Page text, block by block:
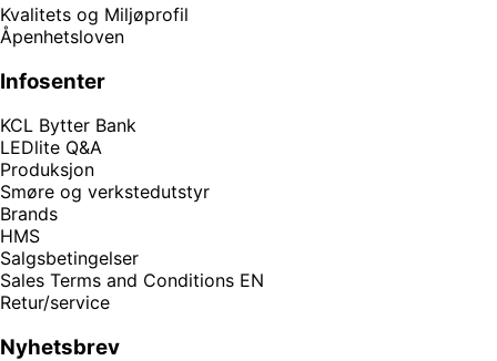
Kvalitets og Miljøprofil
Åpenhetsloven
Infosenter
KCL Bytter Bank
LEDlite Q&A
Produksjon
Smøre og verkstedutstyr
Brands
HMS
Salgsbetingelser
Sales Terms and Conditions EN
Retur/service
Nyhetsbrev